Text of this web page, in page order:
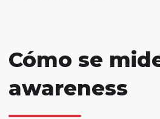
Cómo se
awareness